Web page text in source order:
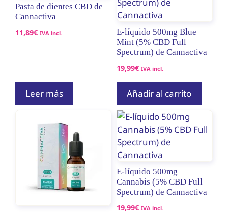
Pasta de dientes CBD de
Cannactiva
11,89€ IVA incl.
Leer más
E-líquido 500mg Blue
Mint (5% CBD Full
Spectrum) de Cannactiva
19,99€ IVA incl.
Añadir al carrito
E-líquido 500mg
Cannabis (5% CBD Full
Spectrum) de Cannactiva
19,99€ IVA incl.